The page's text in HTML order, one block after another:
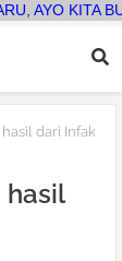
PRESTASI
dari Infak
hasil